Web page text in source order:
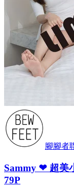
腳腳者
Sammy ❤ 超美
79P